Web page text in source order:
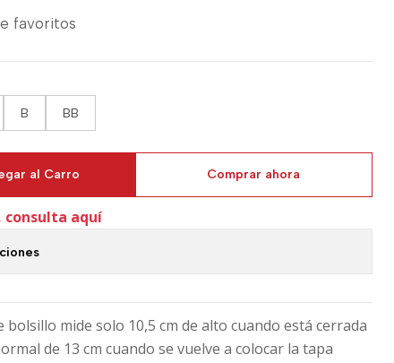
favoritos
B BB
al Carro Comprar ahora
consulta aquí
bolsillo mide solo 10,5 cm de alto cuando está cerrada
de 13 cm cuando se vuelve a colocar la tapa